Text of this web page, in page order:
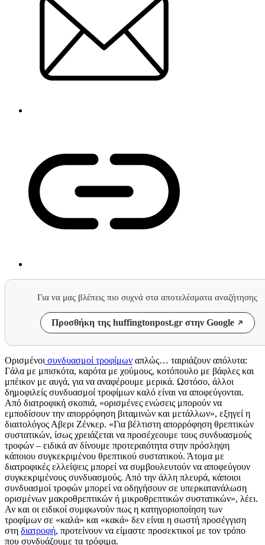
Για να μας βλέπεις πιο συχνά στα αποτελέσματα αναζήτησης
Προσθήκη της huffingtonpost.gr στην Google
Ορισμένοι συνδυασμοί τροφίμων απλώς… ταιριάζουν απόλυτα:
Γάλα με μπισκότα, καρότα με χούμους, κοτόπουλο με βάφλες και
μπέικον με αυγά, για να αναφέρουμε μερικά. Ωστόσο, άλλοι
δημοφιλείς συνδυασμοί τροφίμων καλό είναι να αποφεύγονται.
Από διατροφική σκοπιά, «ορισμένες ενώσεις μπορούν να
εμποδίσουν την απορρόφηση βιταμινών και μετάλλων», εξηγεί η
διαιτολόγος Αβερι Ζένκερ. «Για βέλτιστη απορρόφηση θρεπτικών
συστατικών, ίσως χρειάζεται να προσέχεουμε τους συνδυασμούς
τροφών – ειδικά αν δίνουμε προτεραιότητα στην πρόσληψη
κάποιου συγκεκριμένου θρεπτικού συστατικού. Άτομα με
διατροφικές ελλείψεις μπορεί να συμβουλευτούν να αποφεύγουν
συγκεκριμένους συνδυασμούς. Από την άλλη πλευρά, κάποιοι
συνδυασμοί τροφών μπορεί να οδηγήσουν σε υπερκατανάλωση
ορισμένων μακροθρεπτικών ή μικροθρεπτικών συστατικών», λέει.
Αν και οι ειδικοί συμφωνούν πως η κατηγοριοποίηση των
τροφίμων σε «καλά» και «κακά» δεν είναι η σωστή προσέγγιση
στη διατροφή, προτείνουν να είμαστε προσεκτικοί με τον τρόπο
που συνδυάζουμε τα τρόφιμα.